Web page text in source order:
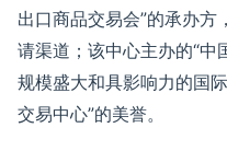
出口商品交易会”的承办方
请渠道；该中心主办的“中
规模盛大和具影响力的国
交易中心”的美誉。